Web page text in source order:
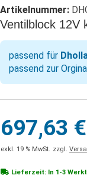
Artikelnummer:
Ventilblock 12V
passend für
passend zur
697,63 €
exkl. 19 % MwSt. zzgl.
Lieferzeit: In 1-3